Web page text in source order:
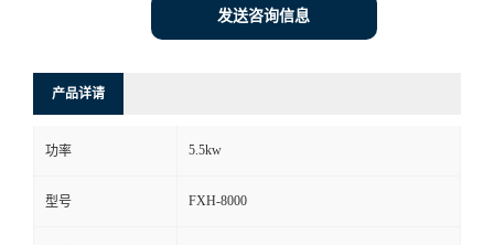
发送咨询信息
产品详请
功率 5.5kw
型号 FXH-8000